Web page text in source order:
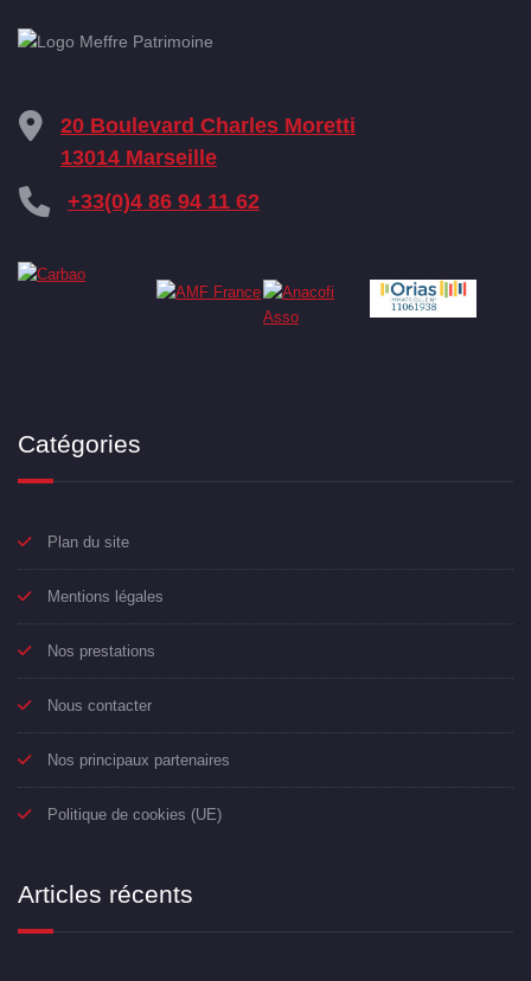
20 Boulevard Charles Moretti
13014 Marseille
+33(0)4 86 94 11 62
Catégories
Plan du site
Mentions légales
Nos prestations
Nous contacter
Nos principaux partenaires
Politique de cookies (UE)
Articles récents